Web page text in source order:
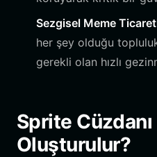
Sezgisel Meme
her şey olduğu
gerekli olan hızlı
Sprite Cüzdanı
Oluşturulur?